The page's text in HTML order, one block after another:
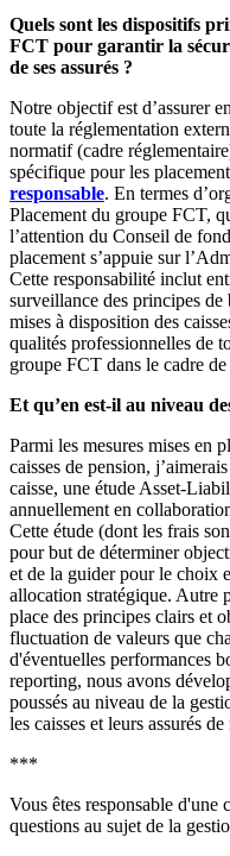
Quels sont les dispositifs
FCT pour garantir la
de ses assurés ?
Notre objectif est d’assurer
toute la réglementation
normatif (cadre
spécifique pour les
responsable. En termes
Placement du groupe FCT,
l’attention du Conseil de
placement s’appuie sur
Cette responsabilité inclut
surveillance des principes de
mises à disposition des
qualités professionnelles de
groupe FCT dans le cadre
Et qu’en est-il au niveau
Parmi les mesures mises en
caisses de pension,
caisse, une étude Asset-
annuellement en
Cette étude (dont les frais
pour but de déterminer
et de la guider pour le choix
allocation stratégique. Autre
place des principes clairs et
fluctuation de valeurs que
d'éventuelles performances
reporting, nous avons
poussés au niveau de la
les caisses et leurs assurés
***
Vous êtes responsable d'une
questions au sujet de la